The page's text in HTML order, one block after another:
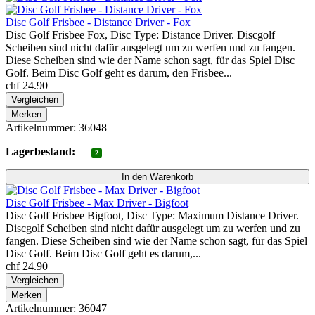
Disc Golf Frisbee - Distance Driver - Fox
Disc Golf Frisbee Fox, Disc Type: Distance Driver. Discgolf
Scheiben sind nicht dafür ausgelegt um zu werfen und zu fangen.
Diese Scheiben sind wie der Name schon sagt, für das Spiel Disc
Golf. Beim Disc Golf geht es darum, den Frisbee...
chf 24.90
Vergleichen
Merken
Artikelnummer: 36048
Lagerbestand:
2
Disc Golf Frisbee - Max Driver - Bigfoot
Disc Golf Frisbee Bigfoot, Disc Type: Maximum Distance Driver.
Discgolf Scheiben sind nicht dafür ausgelegt um zu werfen und zu
fangen. Diese Scheiben sind wie der Name schon sagt, für das Spiel
Disc Golf. Beim Disc Golf geht es darum,...
chf 24.90
Vergleichen
Merken
Artikelnummer: 36047